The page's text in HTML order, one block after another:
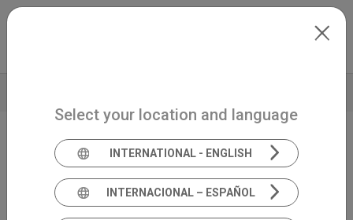
Skip to main content
Sistema modulare VNG
SYNAPSYS
Select your location and language
INTERNATIONAL - ENGLISH
INTERNACIONAL – ESPAÑOL